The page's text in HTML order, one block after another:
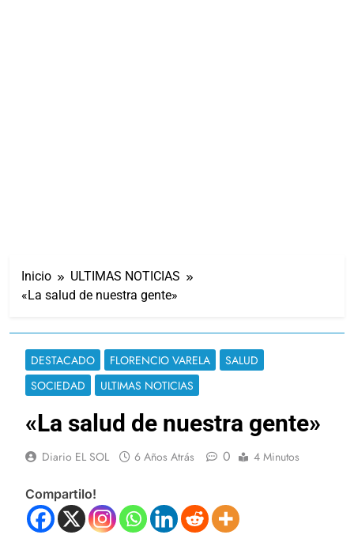
Inicio
ULTIMAS NOTICIAS
«La salud de nuestra gente»
DESTACADO FLORENCIO VARELA
SALUD
SOCIEDAD
ULTIMAS NOTICIAS
«La salud de nuestra gente»
Diario EL SOL 6 Años Atrás 0 4 Minutos
Compartilo!